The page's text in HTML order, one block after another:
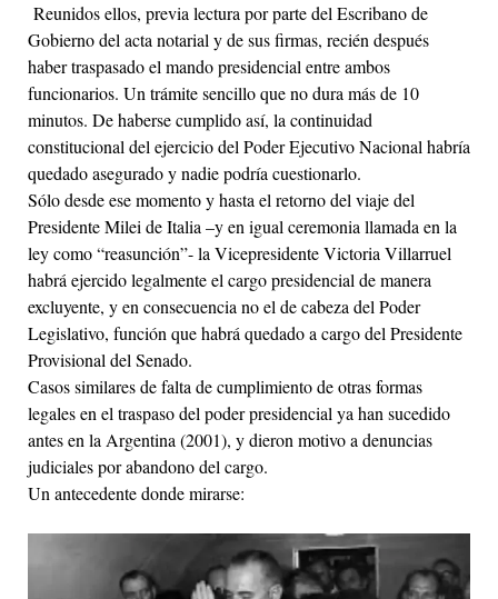
Reunidos ellos, previa lectura por parte del Escribano de
Gobierno del acta notarial y de sus firmas, recién después
haber traspasado el mando presidencial entre ambos
funcionarios. Un trámite sencillo que no dura más de 10
minutos. De haberse cumplido así, la continuidad
constitucional del ejercicio del Poder Ejecutivo Nacional habría
quedado asegurado y nadie podría cuestionarlo.
Sólo desde ese momento y hasta el retorno del viaje del
Presidente Milei de Italia –y en igual ceremonia llamada en la
ley como “reasunción”- la Vicepresidente Victoria Villarruel
habrá ejercido legalmente el cargo presidencial de manera
excluyente, y en consecuencia no el de cabeza del Poder
Legislativo, función que habrá quedado a cargo del Presidente
Provisional del Senado.
Casos similares de falta de cumplimiento de otras formas
legales en el traspaso del poder presidencial ya han sucedido
antes en la Argentina (2001), y dieron motivo a denuncias
judiciales por abandono del cargo.
Un antecedente donde mirarse: